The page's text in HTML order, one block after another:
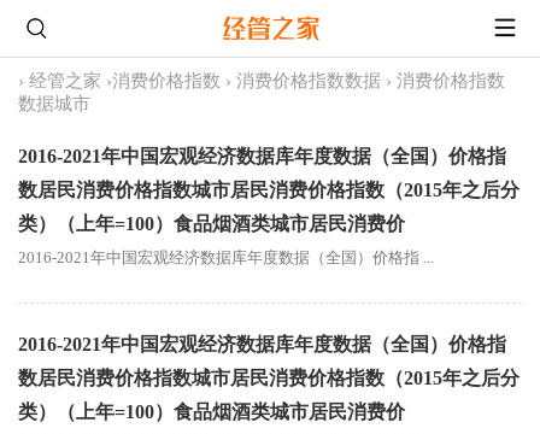
› 经管之家 ›消费价格指数 › 消费价格指数数据 › 消费价格指数
数据城市
2016-2021年中国宏观经济数据库年度数据（全国）价格指
数居民消费价格指数城市居民消费价格指数（2015年之后分
类）（上年=100）食品烟酒类城市居民消费价
2016-2021年中国宏观经济数据库年度数据（全国）价格指 ...
2016-2021年中国宏观经济数据库年度数据（全国）价格指
数居民消费价格指数城市居民消费价格指数（2015年之后分
类）（上年=100）食品烟酒类城市居民消费价